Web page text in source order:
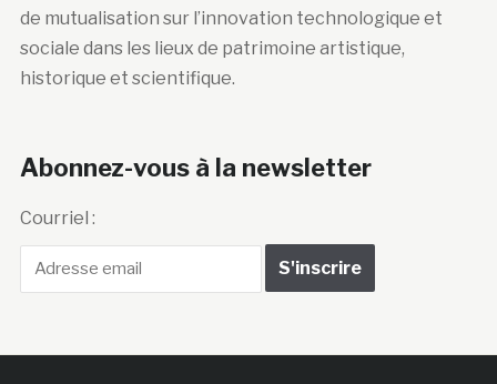
de mutualisation sur l’innovation technologique et
sociale dans les lieux de patrimoine artistique,
historique et scientifique.
Abonnez-vous à la newsletter
Courriel :